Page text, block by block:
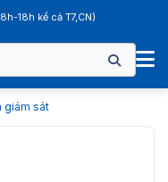
18h kể cả T7,CN)
giám sát